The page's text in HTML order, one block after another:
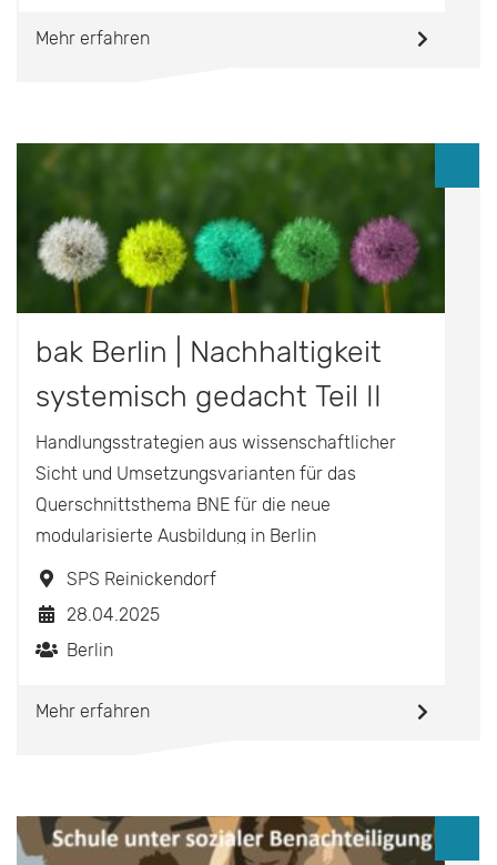
Mehr erfahren
bak Berlin | Nachhaltigkeit
systemisch gedacht Teil II
Handlungsstrategien aus wissenschaftlicher
Sicht und Umsetzungsvarianten für das
Querschnittsthema BNE für die neue
modularisierte Ausbildung in Berlin
SPS Reinickendorf
28.04.2025
Berlin
Mehr erfahren